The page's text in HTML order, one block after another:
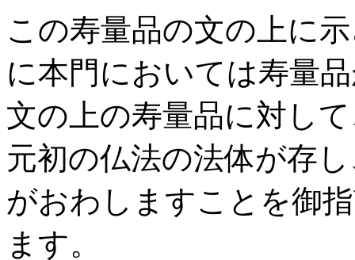
この寿量品の文の上に
に本門においては寿量
文の上の寿量品に対し
元初の仏法の法体が存
がおわしますことを御
ます。